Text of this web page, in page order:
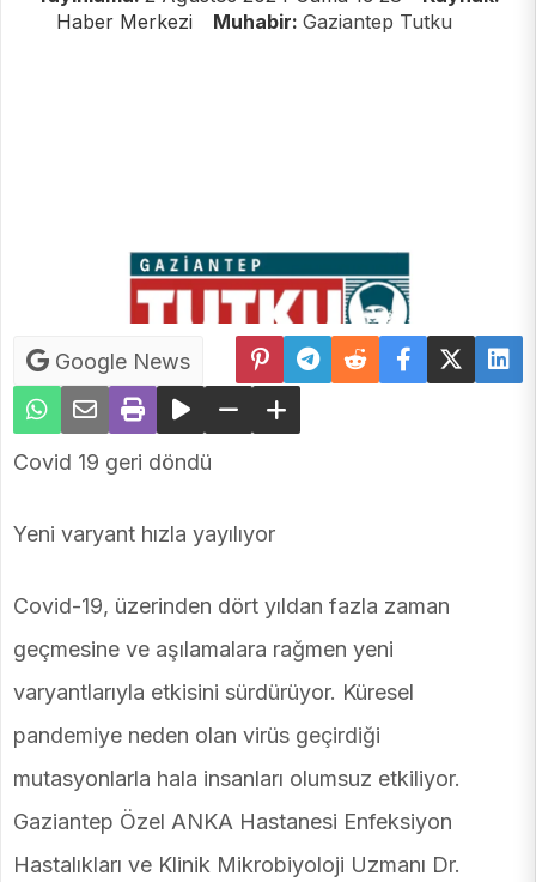
Haber Merkezi
Muhabir: Gaziantep Tutku
Google News
Covid 19 geri döndü
Yeni varyant hızla yayılıyor
Covid-19, üzerinden dört yıldan fazla zaman
geçmesine ve aşılamalara rağmen yeni
varyantlarıyla etkisini sürdürüyor. Küresel
pandemiye neden olan virüs geçirdiği
mutasyonlarla hala insanları olumsuz etkiliyor.
Gaziantep Özel ANKA Hastanesi Enfeksiyon
Hastalıkları ve Klinik Mikrobiyoloji Uzmanı Dr.